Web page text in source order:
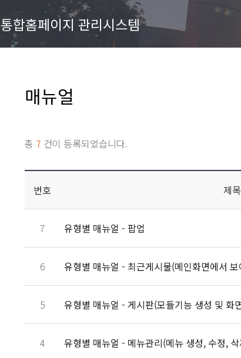
통합홈페이지 관리시스템
매뉴얼
총 7 건이 등록되었습니다.
번호 제목
7 유형별 매뉴얼 - 팝업
6 유형별 매뉴얼 - 최근게시물(메인화면에서
5 유형별 매뉴얼 - 게시판(모듈기능 생성 및 화
4 유형별 매뉴얼 - 메뉴관리(메뉴 생성, 수정,